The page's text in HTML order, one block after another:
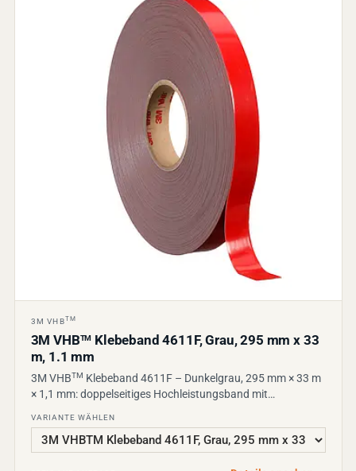
3M VHBTM
3M VHBTM Klebeband 4611F, Grau, 295 mm x 33
m, 1.1 mm
3M VHBTM Klebeband 4611F – Dunkelgrau, 295 mm × 33 m
× 1,1 mm: doppelseitiges Hochleistungsband mit…
VARIANTE WÄHLEN